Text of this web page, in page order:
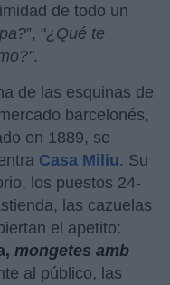
de todo un
”, "¿Qué te
.
de las esquinas de
barcelonés,
en 1889, se
Casa Miliu. Su
los puestos 24-
las cazuelas
el apetito:
mongetes amb
al público, las